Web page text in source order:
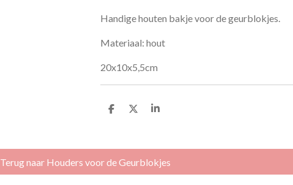
Handige houten bakje voor de geurblokjes.
Materiaal: hout
20x10x5,5cm
D
n
D
S
e
Terug naar Houders voor de Geurblokjes